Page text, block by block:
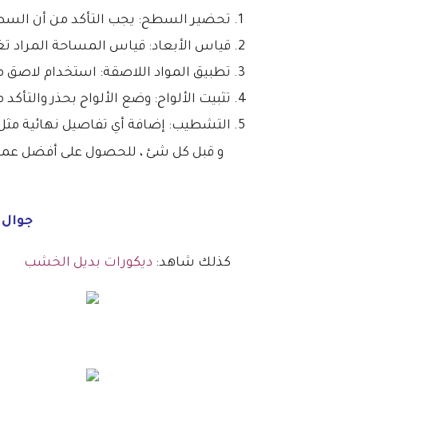
تحضير السطح: يجب التأكد من أن
قياس الأبعاد: قياس المساحة المراد
تطبيق المواد اللاصقة: استخدام
تثبيت الألواح: وضع الألواح بحذر
التشطيب: إضافة أي تفاصيل نهائية مثل
و قبل كل شئ ، للحصول على أفضل عمل
جوال
كذلك شاهد: ديكورات بديل الخشب